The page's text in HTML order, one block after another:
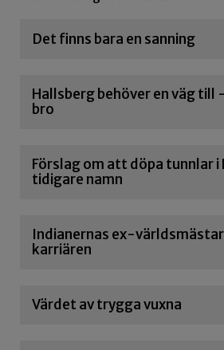
Det finns bara en sanning
Hallsberg behöver en väg till
bro
Förslag om att döpa tunnlar
tidigare namn
Indianernas ex-
karriären
Värdet av trygga vuxna